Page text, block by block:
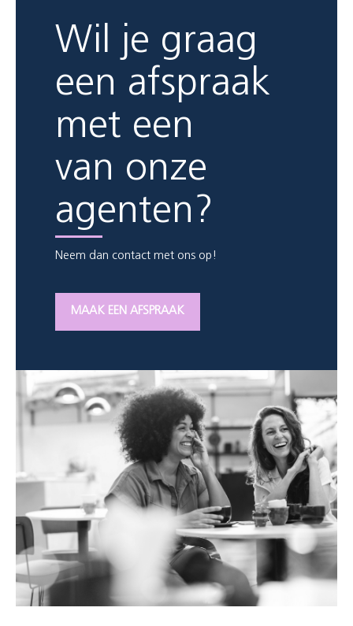
Wil je graag
een afspraak
met een
van onze
agenten?
Neem dan contact met ons op!
MAAK EEN AFSPRAAK